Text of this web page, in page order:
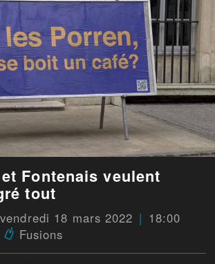
Fontenais veulent
tout
vendredi 18 mars 2022
18:00
Fusions